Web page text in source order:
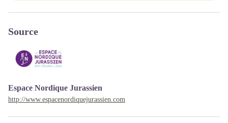
Source
Espace Nordique Jurassien
http://www.espacenordiquejurassien.com